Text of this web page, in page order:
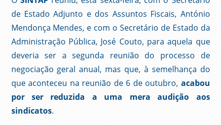
de Estado Adjunto e dos Assuntos Fiscais, António
Mendonça Mendes, e com o Secretário de Estado da
Administração Pública, José Couto, para aquela que
deveria ser a segunda reunião do processo de
negociação geral anual, mas que, à semelhança do
que aconteceu na reunião de 6 de outubro, acabou
por ser reduzida a uma mera audição aos
sindicatos.